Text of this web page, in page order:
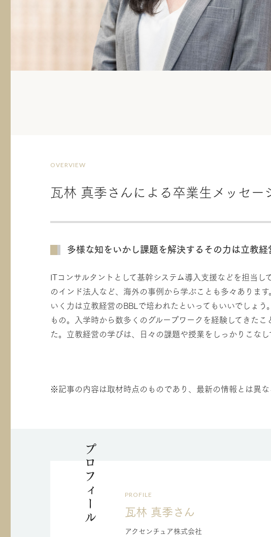
OVERVIEW
瓦林 真季さんによる卒業生メッセー
多様な知をいかし課題を解決するその力は立教経
ITコンサルタントとして基幹システム導入支援などを担当
のインド法人など、海外の事例から学ぶことも多々ありま
いく力は立教経営のBBLで培われたといってもいいでしょ
もの。入学時から数多くのグループワークを経験してきた
た。立教経営の学びは、日々の課題や授業をしっかりこな
※記事の内容は取材時点のものであり、最新の情報とは異な
プロフィール PROFILE
瓦林 真季さん
アクセンチュア株式会社